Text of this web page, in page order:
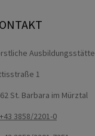
1
St. Barbara im Mürztal
+43 3858/2201-0